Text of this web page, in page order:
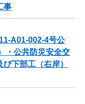
事
A01-002-4号公
・公共防災安全交
下部工（右岸）